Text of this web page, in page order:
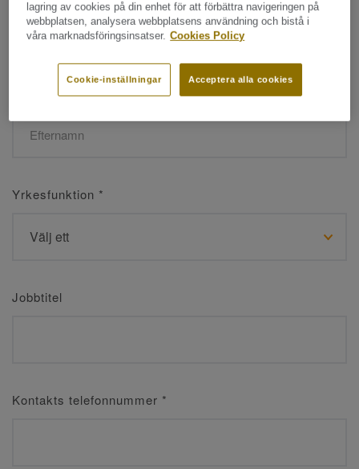
Efternamn*
Yrkesfunktion *
Jobbtitel
Kontakts telefonnummer *
lagring av cookies på din enhet för att förbättra navigeringen på
webbplatsen, analysera webbplatsens användning och bistå i
våra marknadsföringsinsatser. Cookies Policy
Acceptera alla cookies
Cookie-inställningar